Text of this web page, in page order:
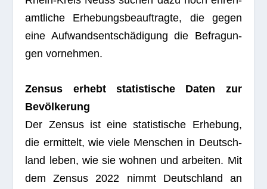
amt­li­che Erhe­bungs­be­auf­tragte, die gegen
eine Auf­wands­ent­schä­di­gung die Befra­gun­
gen vornehmen.
Zen­sus erhebt sta­tis­ti­sche Daten zur
Bevölkerung
Der Zen­sus ist eine sta­tis­ti­sche Erhe­bung,
die ermit­telt, wie viele Men­schen in Deutsch­
land leben, wie sie woh­nen und arbei­ten. Mit
dem Zen­sus 2022 nimmt Deutsch­land an